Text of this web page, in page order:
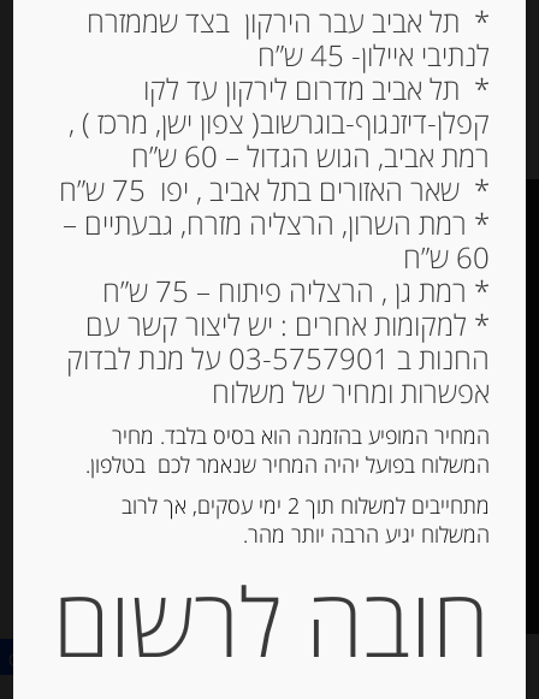
חזור לחנות
תקנון האתר
הצהרת נגישות
האתר עוצב ונבנה ע”י – דיגיטל אקספרס מרקטינג
תקשורת מותג –
* תל אביב עבר הירקון בצד שממזרח
לנתיבי איילון- 45 ש”ח
* תל אביב מדרום לירקון עד לקו
קפלן-דיזנגוף-בוגרשוב( צפון ישן, מרכז ) ,
רמת אביב, הגוש הגדול – 60 ש”ח
* שאר האזורים בתל אביב , יפו 75 ש”ח
* רמת השרון, הרצליה מזרח, גבעתיים –
60 ש”ח
* רמת גן , הרצליה פיתוח – 75 ש”ח
* למקומות אחרים : יש ליצור קשר עם
החנות ב 03-5757901 על מנת לבדוק
אפשרות ומחיר של משלוח
המחיר המופיע בהזמנה הוא בסיס בלבד. מחיר
המשלוח בפועל יהיה המחיר שנאמר לכם בטלפון.
מתחייבים למשלוח תוך 2 ימי עסקים, אך לרוב
המשלוח יגיע הרבה יותר מהר.
חובה לרשום